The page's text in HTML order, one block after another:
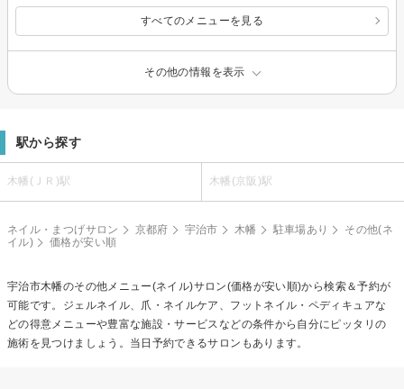
すべてのメニューを見る
その他の情報を表示
駅から探す
木幡(ＪＲ)駅 木幡(京阪)駅
ネイル・まつげサロン 京都府 宇治市 木幡 駐車場あり
その他(ネ
イル)
価格が安い順
宇治市木幡のその他メニュー(ネイル)サロン(価格が安い順)から検索＆予約が
可能です。ジェルネイル、爪・ネイルケア、フットネイル・ペディキュアな
どの得意メニューや豊富な施設・サービスなどの条件から自分にピッタリの
施術を見つけましょう。当日予約できるサロンもあります。